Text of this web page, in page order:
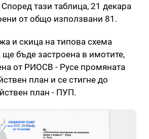
тази таблица, 21 декара
от общо използвани 81.
и скица на типова схема
ще бъде застроена в имотите,
от РИОСВ - Русе промяната
план и се стигне до
план - ПУП.